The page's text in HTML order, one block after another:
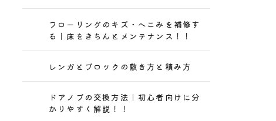
フローリングのキズ・へこみを補修す
る｜床をきちんとメンテナンス！！
レンガとブロックの敷き方と積み方
ドアノブの交換方法｜初心者向けに分
かりやすく解説！！